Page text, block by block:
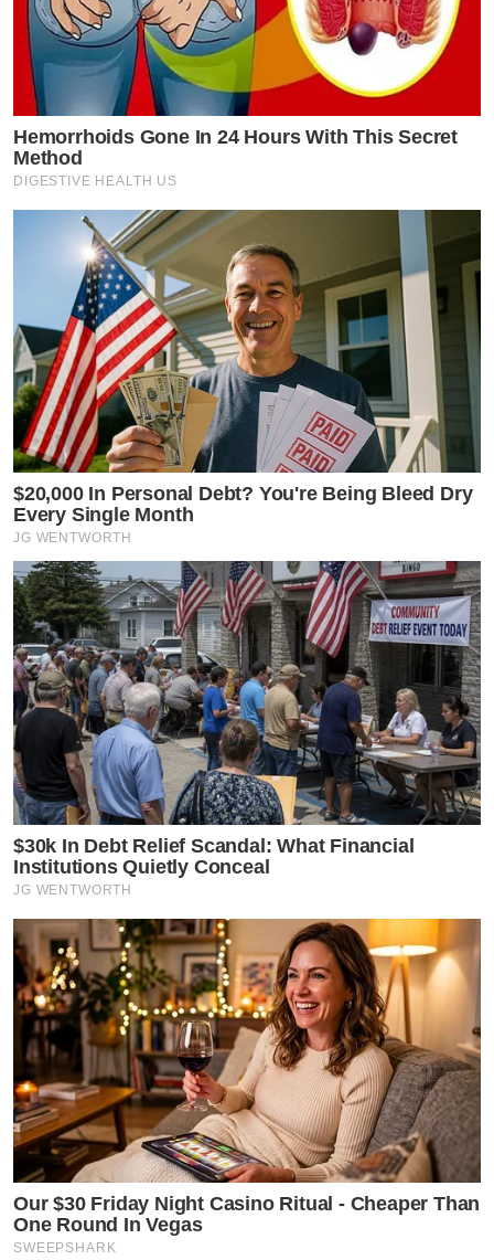
Hemorrhoids Gone In 24 Hours With This Secret
Method
DIGESTIVE HEALTH US
$20,000 In Personal Debt? You're Being Bleed Dry
Every Single Month
JG WENTWORTH
$30k In Debt Relief Scandal: What Financial
Institutions Quietly Conceal
JG WENTWORTH
Our $30 Friday Night Casino Ritual - Cheaper Than
One Round In Vegas
SWEEPSHARK